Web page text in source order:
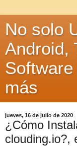
No solo
Android,
más
jueves, 16 de julio de 2020
¿Cómo
clouding.io?,